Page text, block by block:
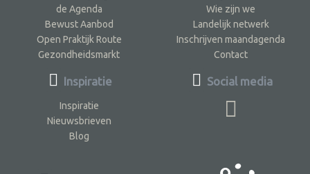
de Agenda
Bewust Aanbod
Open Praktijk Route
Gezondheidsmarkt
Inspiratie
Inspiratie
Nieuwsbrieven
Blog
Wie zijn we
Landelijk netwerk
Inschrijven maandagenda
Contact
Social media